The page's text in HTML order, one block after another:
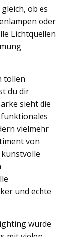
ob es
oder
Lichtquellen
tollen
du dir
sieht die
vielmehr
von
und echte
wurde